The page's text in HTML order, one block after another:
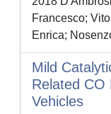
Francesco;
Enrica;
Mild
Related CO
Vehicles